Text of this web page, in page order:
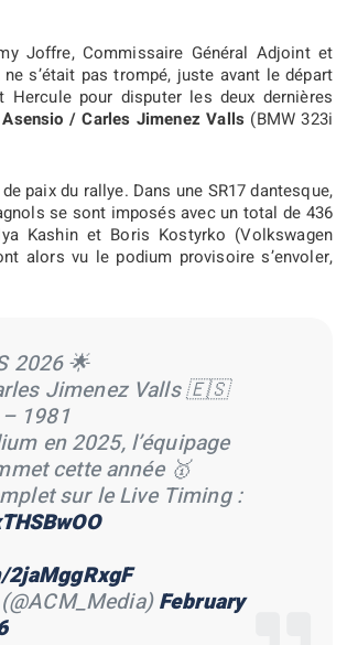
Joffre, Commissaire Général Adjoint et
s’était pas trompé, juste avant le départ
Hercule pour disputer les deux dernières
/ Carles Jimenez Valls (BMW 323i
paix du rallye. Dans une SR17 dantesque,
se sont imposés avec un total de 436
Kashin et Boris Kostyrko (Volkswagen
alors vu le podium provisoire s’envoler,
2026 🌟
Jimenez Valls 🇪🇸
1981
en 2025, l’équipage
cette année 🥇
sur le Live Timing :
February